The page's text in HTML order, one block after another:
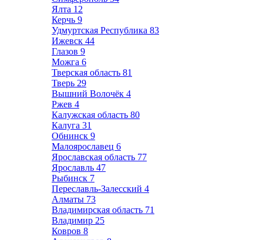
Ялта 12
Керчь 9
Удмуртская Республика 83
Ижевск 44
Глазов 9
Можга 6
Тверская область 81
Тверь 29
Вышний Волочёк 4
Ржев 4
Калужская область 80
Калуга 31
Обнинск 9
Малоярославец 6
Ярославская область 77
Ярославль 47
Рыбинск 7
Переславль-Залесский 4
Алматы 73
Владимирская область 71
Владимир 25
Ковров 8